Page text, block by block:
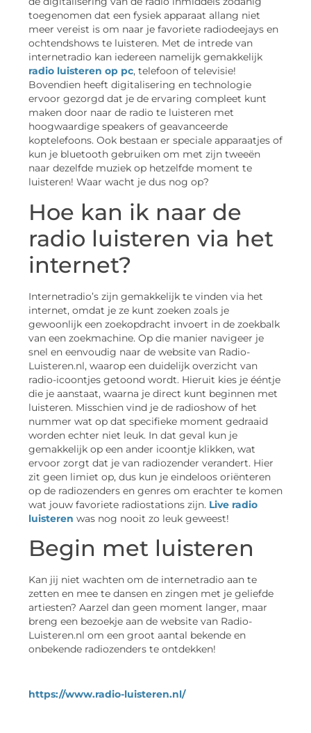
toegenomen dat een fysiek apparaat allang niet
meer vereist is om naar je favoriete radiodeejays en
ochtendshows te luisteren. Met de intrede van
internetradio kan iedereen namelijk gemakkelijk
radio luisteren op pc, telefoon of televisie!
Bovendien heeft digitalisering en technologie
ervoor gezorgd dat je de ervaring compleet kunt
maken door naar de radio te luisteren met
hoogwaardige speakers of geavanceerde
koptelefoons. Ook bestaan er speciale apparaatjes of
kun je bluetooth gebruiken om met zijn tweeën
naar dezelfde muziek op hetzelfde moment te
luisteren! Waar wacht je dus nog op?
Hoe kan ik naar de
radio luisteren via het
internet?
Internetradio’s zijn gemakkelijk te vinden via het
internet, omdat je ze kunt zoeken zoals je
gewoonlijk een zoekopdracht invoert in de zoekbalk
van een zoekmachine. Op die manier navigeer je
snel en eenvoudig naar de website van Radio-
Luisteren.nl, waarop een duidelijk overzicht van
radio-icoontjes getoond wordt. Hieruit kies je ééntje
die je aanstaat, waarna je direct kunt beginnen met
luisteren. Misschien vind je de radioshow of het
nummer wat op dat specifieke moment gedraaid
worden echter niet leuk. In dat geval kun je
gemakkelijk op een ander icoontje klikken, wat
ervoor zorgt dat je van radiozender verandert. Hier
zit geen limiet op, dus kun je eindeloos oriënteren
op de radiozenders en genres om erachter te komen
wat jouw favoriete radiostations zijn. Live radio
luisteren was nog nooit zo leuk geweest!
Begin met luisteren
Kan jij niet wachten om de internetradio aan te
zetten en mee te dansen en zingen met je geliefde
artiesten? Aarzel dan geen moment langer, maar
breng een bezoekje aan de website van Radio-
Luisteren.nl om een groot aantal bekende en
onbekende radiozenders te ontdekken!
https://www.radio-luisteren.nl/